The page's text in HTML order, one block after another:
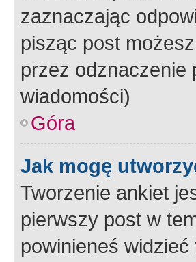
zaznaczając
pisząc post
przez odznaczenie
wiadomości)
Góra
Jak mogę
Tworzenie ankiet
pierwszy post w
powinieneś widzieć